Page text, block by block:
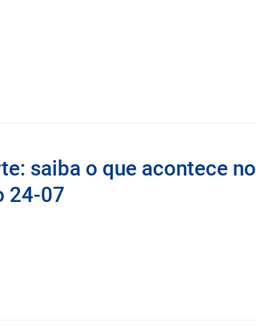
saiba o que acontece no
24-07